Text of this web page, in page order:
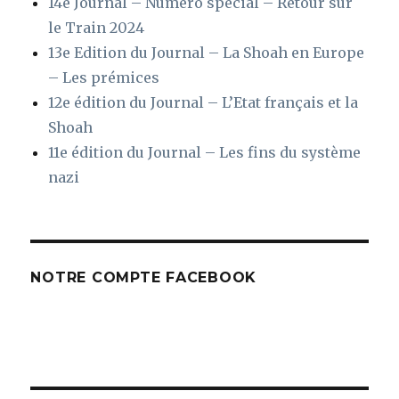
le Train 2024
13e Edition du Journal – La Shoah en Europe
– Les prémices
12e édition du Journal – L’Etat français et la
Shoah
11e édition du Journal – Les fins du système
nazi
NOTRE COMPTE FACEBOOK